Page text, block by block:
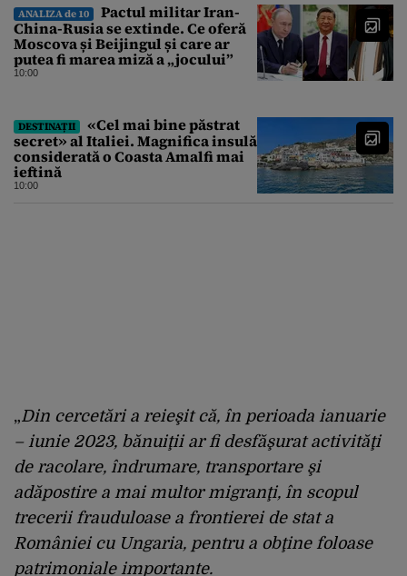
ANALIZA de 10
Pactul militar Iran-
China-Rusia se extinde. Ce oferă
Moscova și Beijingul și care ar
putea fi marea miză a „jocului”
10:00
DESTINAȚII
«Cel mai bine păstrat
secret» al Italiei. Magnifica insulă
considerată o Coasta Amalfi mai
ieftină
10:00
„Din cercetări a reieşit că, în perioada ianuarie
– iunie 2023, bănuiţii ar fi desfăşurat activităţi
de racolare, îndrumare, transportare şi
adăpostire a mai multor migranţi, în scopul
trecerii frauduloase a frontierei de stat a
României cu Ungaria, pentru a obţine foloase
patrimoniale importante.